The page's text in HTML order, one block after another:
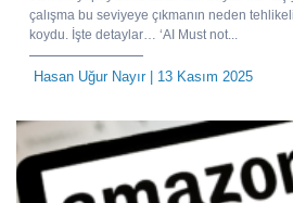
çalışma bu seviyeye çıkmanın neden
koydu. İşte detaylar… ‘AI Must not...
Hasan Uğur Nayır| 13 Kasım 2025